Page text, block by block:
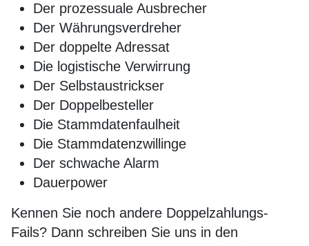
Der prozessuale Ausbrecher
Der Währungsverdreher
Der doppelte Adressat
Die logistische Verwirrung
Der Selbstaustrickser
Der Doppelbesteller
Die Stammdatenfaulheit
Die Stammdatenzwillinge
Der schwache Alarm
Dauerpower
Kennen Sie noch andere Doppelzahlungs-
Fails? Dann schreiben Sie uns in den